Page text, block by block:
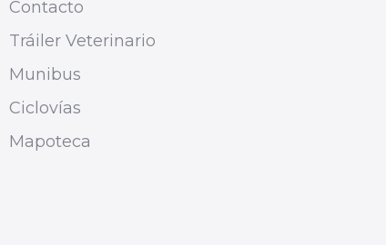
Contacto
Tráiler Veterinario
Munibus
Ciclovías
Mapoteca